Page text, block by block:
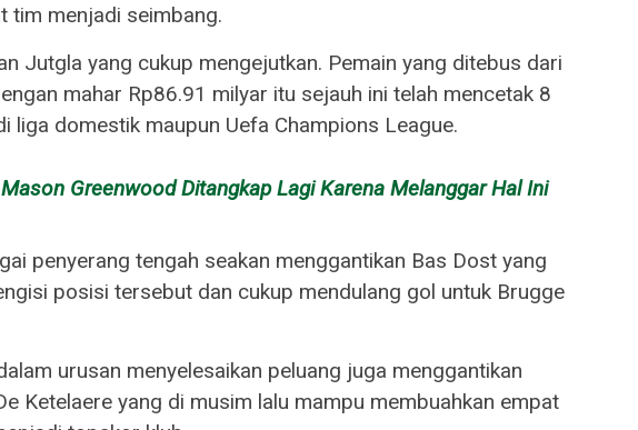
tim menjadi seimbang.
Jutgla yang cukup mengejutkan. Pemain yang ditebus dari
mahar Rp86.91 milyar itu sejauh ini telah mencetak 8
liga domestik maupun Uefa Champions League.
Mason Greenwood Ditangkap Lagi Karena Melanggar Hal Ini
penyerang tengah seakan menggantikan Bas Dost yang
posisi tersebut dan cukup mendulang gol untuk Brugge
urusan menyelesaikan peluang juga menggantikan
Ketelaere yang di musim lalu mampu membuahkan empat